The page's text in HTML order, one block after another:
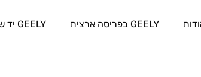
GEELY בפריסה ארצית GEELY יד שניה